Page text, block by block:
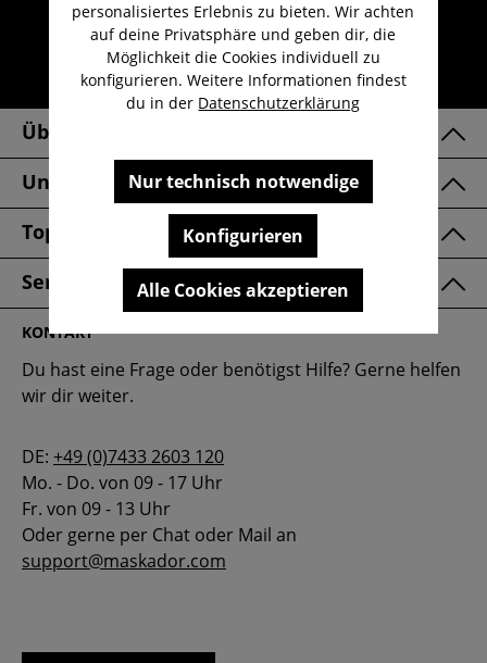
Kostenloser Versand ab 29,-€
Lieferzeit 1-3 Werktage
30 Tage kostenlose Retoure
Über Uns
Unsere Marken
Top Kategorien
Service & FAQ
KONTAKT
Du hast eine Frage oder benötigst Hilfe? Gerne helfen
wir dir weiter.
DE: +49 (0)7433 2603 120
Mo. - Do. von 09 - 17 Uhr
Fr. von 09 - 13 Uhr
Oder gerne per Chat oder Mail an
support@maskador.com
personalisiertes Erlebnis zu bieten. Wir achten
auf deine Privatsphäre und geben dir, die
Möglichkeit die Cookies individuell zu
konfigurieren. Weitere Informationen findest
du in der Datenschutzerklärung
Nur technisch notwendige
Konfigurieren
Alle Cookies akzeptieren